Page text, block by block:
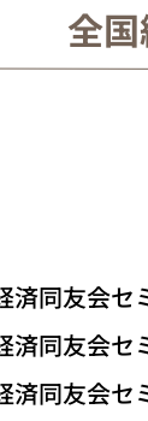
全
同友会セ
同友会セ
同友会セ